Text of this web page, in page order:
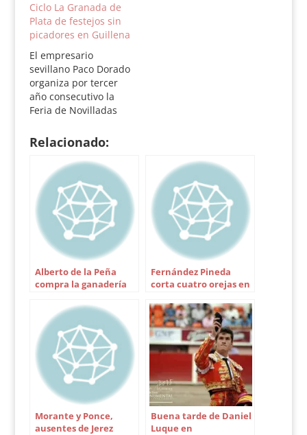
novilladas anteriores,
se han seleccionado
finalmente a siete
novilleros debido a la
gran cantidad de
buenas faenas. En la
Gran Final del
domingo 3 de abril, a
Ciclo La Granada de
Plata de festejos sin
picadores en Guillena
El empresario
sevillano Paco Dorado
organiza por tercer
año consecutivo la
Feria de Novilladas
Relacionado:
Alberto de la Peña
compra la ganadería
Fernández Pineda
corta cuatro orejas en
Morante y Ponce,
ausentes de Jerez
Buena tarde de Daniel
Luque en